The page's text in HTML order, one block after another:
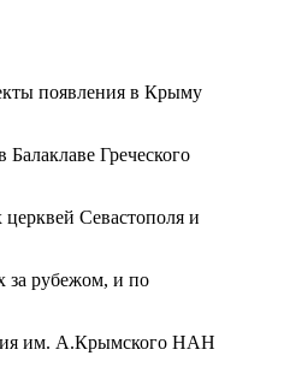
появления в Крыму
Греческого
Севастополя и
за рубежом, и по
им. А.Крымского НАН